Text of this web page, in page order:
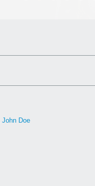
John Doe